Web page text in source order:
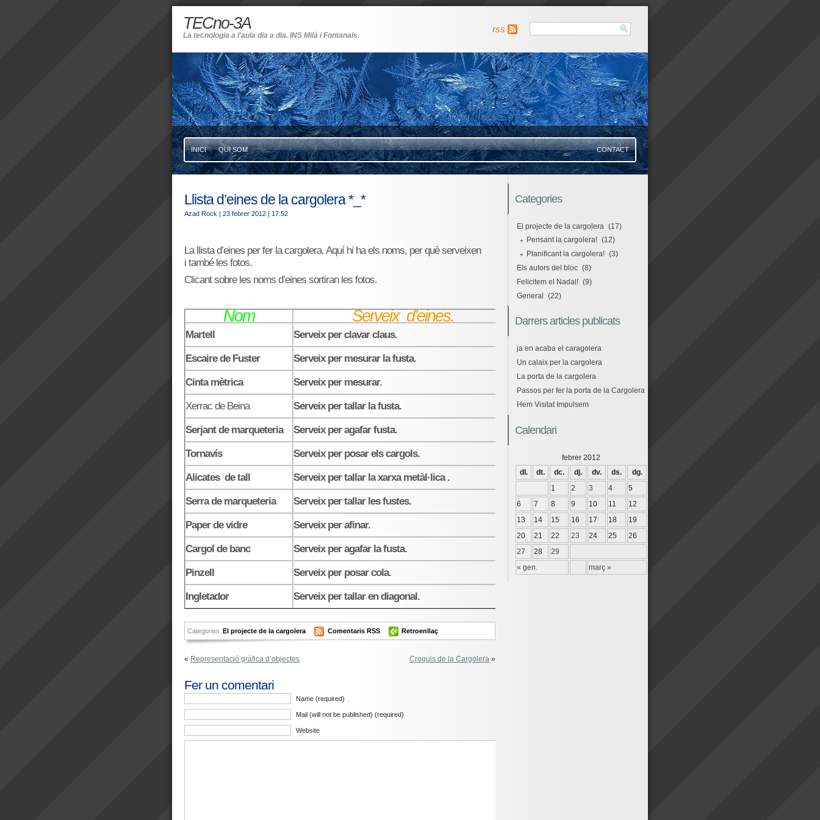
TECno-3A
La tecnologia a l'aula dia a dia. INS Milà i Fontanals.
rss
INICI QUI SOM CONTACT
Llista d’eines de la cargolera *_*
Azad Rock | 23 febrer 2012 | 17:52
La llista d’eines per fer la cargolera. Aquí hi ha els noms, per què serveixen
i també les fotos.
Clicant sobre les noms d’eines sortiran les fotos.
Nom Serveix d’eines.
Martell Serveix per clavar claus.
Escaire de Fuster Serveix per mesurar la fusta.
Cinta mètrica Serveix per mesurar.
Xerrac de Beina Serveix per tallar la fusta.
Serjant de marqueteria Serveix per agafar fusta.
Tornavís Serveix per posar els cargols.
Alicates de tall Serveix per tallar la xarxa metàl·lica .
Serra de marqueteria Serveix per tallar les fustes.
Paper de vidre Serveix per afinar.
Cargol de banc Serveix per agafar la fusta.
Pinzell Serveix per posar cola.
Ingletador Serveix per tallar en diagonal.
Categories El projecte de la cargolera Comentaris RSS Retroenllaç
« Representació gràfica d’objectes Croquis de la Cargolera »
Fer un comentari
Name (required)
Mail (will not be published) (required)
Website
Categories
El projecte de la cargolera (17)
Pensant la cargolera! (12)
Planificant la cargolera! (3)
Els autors del bloc (8)
Felicitem el Nadal! (9)
General (22)
Darrers articles publicats
ja en acaba el caragolera
Un calaix per la cargolera
La porta de la cargolera
Passos per fer la porta de la Cargolera
Hem Visitat Impulsem
Calendari
febrer 2012
dl.
dt. dc. dj. dv. ds. dg.
« gen. març »
1 2 3 4
5
6
7 8 9 10 11
12
13
14 15 16 17 18
19
20
21 22 23 24 25
26
27
28 29